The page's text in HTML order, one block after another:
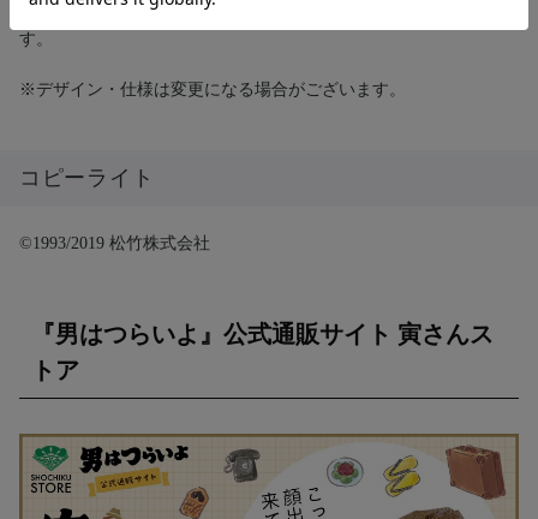
ray向けに2Kダウンコンバートし、マスターとして使用していま
す。
※デザイン・仕様は変更になる場合がございます。
コピーライト
©1993/2019 松竹株式会社
『男はつらいよ』公式通販サイト 寅さんス
トア